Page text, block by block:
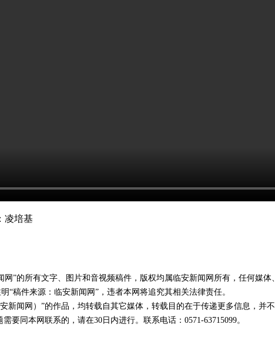
培基
”的所有文字、图片和音视频稿件，版权均属临安新闻网所有，任何媒
“稿件来源：临安新闻网”，违者本网将追究其相关法律责任。
闻网）”的作品，均转载自其它媒体，转载目的在于传递更多信息，并
要同本网联系的，请在30日内进行。联系电话：0571-63715099。